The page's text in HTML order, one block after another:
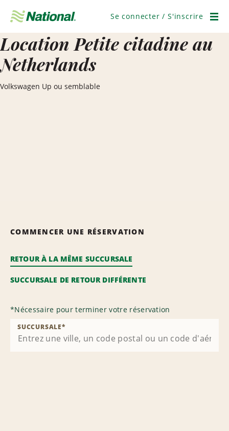
navigation
Se connecter / S'inscrire
Location Petite citadine au
Netherlands
Volkswagen Up ou semblable
COMMENCER UNE RÉSERVATION
RETOUR À LA MÊME SUCCURSALE
SUCCURSALE DE RETOUR DIFFÉRENTE
*Nécessaire pour terminer votre réservation
SUCCURSALE*